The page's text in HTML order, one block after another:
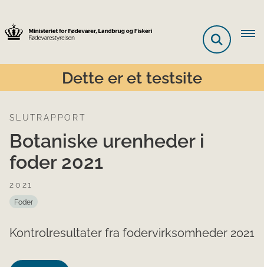
Dette er et testsite
SLUTRAPPORT
Botaniske urenheder i
foder 2021
2021
Foder
Kontrolresultater fra fodervirksomheder 2021